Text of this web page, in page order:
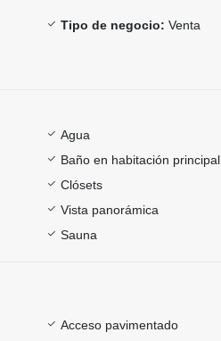
Tipo de negocio: Venta
Agua
Baño en habitación principal
Clósets
Vista panorámica
Sauna
Acceso pavimentado